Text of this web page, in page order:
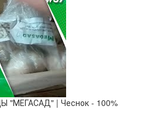
| Чеснок - 100%